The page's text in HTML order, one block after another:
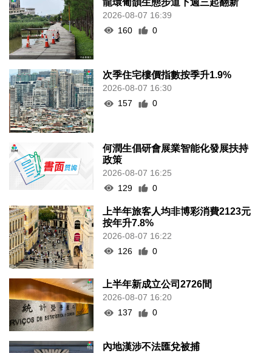
2026-08-07 16:39
160
0
次季住宅樓價指數按季升1.9%
2026-08-07 16:30
157
0
何潤生倡研會展業智能化發展扶持
政策
2026-08-07 16:25
129
0
上半年旅客人均非博彩消費2123元
按年升7.8%
2026-08-07 16:22
126
0
上半年新成立公司2726間
2026-08-07 16:20
137
0
內地漢涉不法匯兌被捕